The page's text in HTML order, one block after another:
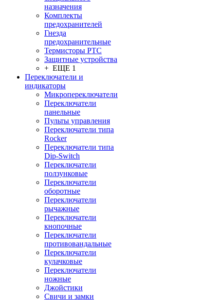
назначения
Комплекты
предохранителей
Гнезда
предохранительные
Термисторы PTC
Защитные устройства
+ ЕЩЕ 1
Переключатели и
индикаторы
Микропереключатели
Переключатели
панельные
Пульты управления
Переключатели типа
Rocker
Переключатели типа
Dip-Switch
Переключатели
ползунковые
Переключатели
оборотные
Переключатели
рычажные
Переключатели
кнопочные
Переключатели
противовандальные
Переключатели
кулачковые
Переключатели
ножные
Джойстики
Свичи и замки